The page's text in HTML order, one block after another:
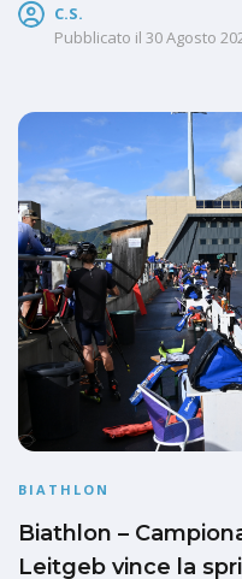
C.S.
Pubblicato il 30 Agosto
BIATHLON
Biathlon –
Leitgeb vince la